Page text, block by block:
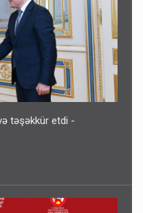
təşəkkür etdi -